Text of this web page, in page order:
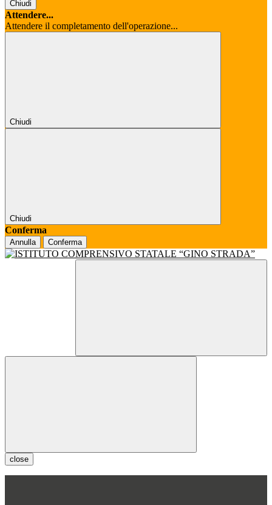
Chiudi
Attendere...
Attendere il completamento dell'operazione...
Chiudi
Chiudi
Conferma
Annulla Conferma
close